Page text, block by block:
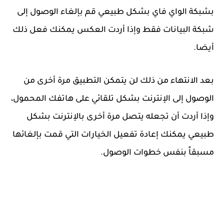
بشبكة الواي فاي بشكل طبيعي قم بإلغاء الوصول إلى
شبكة البيانات فقط وإذا أردت العكس يمكنك فعل ذلك
أيضا.
بعد الانتهاء من ذلك لن يتمكن التطبيق مرة أخرى من
الوصول إلى الإنترنت بشكل تلقائي على هاتفك المحمول،
وإذا أردت أن تجعله يتصل مرة أخرى بالإنترنت بشكل
طبيعي يمكنك إعادة تفعيل الخيارات التي قمت بإلغائها
مسبقاً بنفس خطوات الوصول.